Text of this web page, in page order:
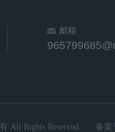
邮箱
All Rights Reserved. 备案